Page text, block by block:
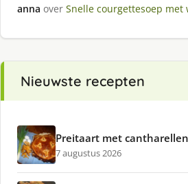
anna over Snelle courgettesoep met
Nieuwste recepten
Preitaart met cantharellen
7 augustus 2026